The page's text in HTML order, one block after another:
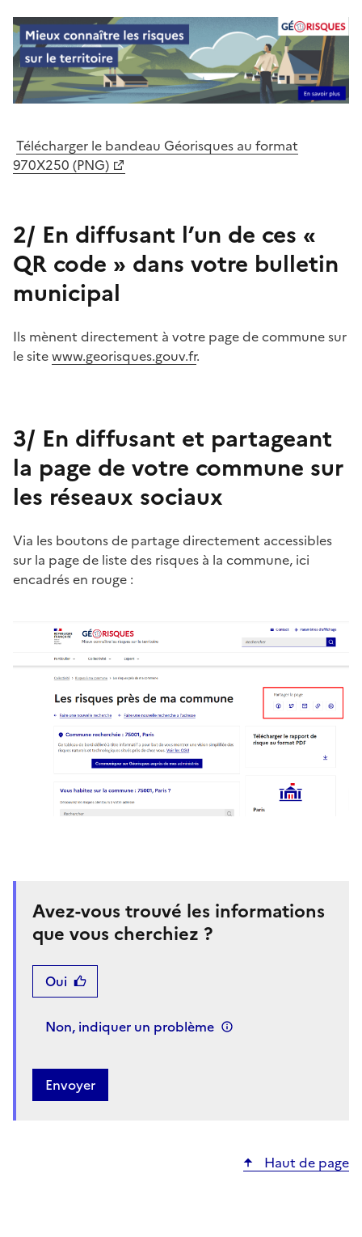
Télécharger le bandeau Géorisques au format
970X250 (PNG)
2/ En diffusant l’un de ces «
QR code » dans votre bulletin
municipal
Ils mènent directement à votre page de commune sur
le sitewww.georisques.gouv.fr.
3/ En diffusant et partageant
la page de votre commune sur
les réseaux sociaux
Via les boutons de partage directement accessibles
sur la page de liste des risques à la commune, ici
encadrés en rouge :
Avez-vous trouvé les informations
que vous cherchiez ?
Oui
Non, indiquer un problème
Haut de page